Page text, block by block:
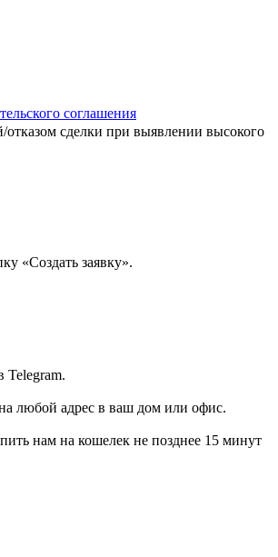
соглашения
сделки при выявлении высокого
«Создать заявку».
Telegram.
любой адрес в ваш дом или офис.
нам на кошелек не позднее 15 минут